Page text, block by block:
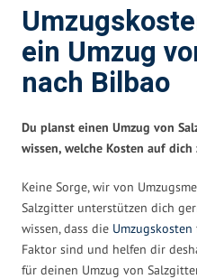
ein Umzug
nach Bilbao
Du planst einen Umzug von
wissen, welche Kosten auf dich
Keine Sorge, wir von
Salzgitter unterstützen dich
wissen, dass die Umzugskosten
Faktor sind und helfen dir
für deinen Umzug von